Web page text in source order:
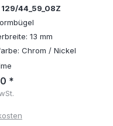
129/44_59_08Z
13 mm
Chrom / Nickel
*